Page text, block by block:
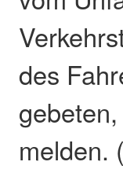
des
melden.